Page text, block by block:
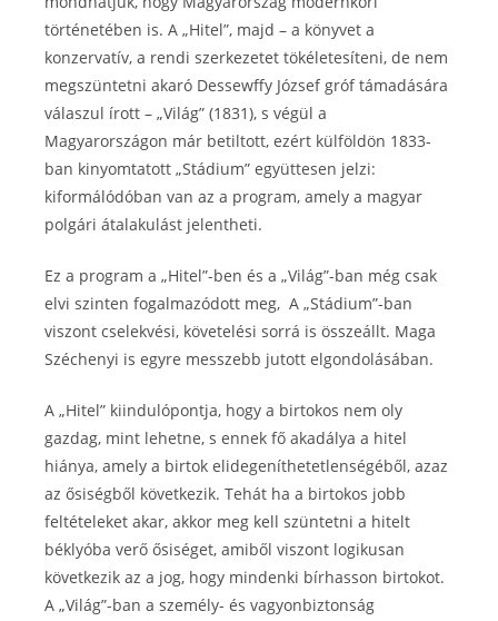
történetében is. A „Hitel”, majd – a könyvet a
konzervatív, a rendi szerkezetet tökéletesíteni, de nem
megszüntetni akaró Dessewffy József gróf támadására
válaszul írott – „Világ” (1831), s végül a
Magyarországon már betiltott, ezért külföldön 1833-
ban kinyomtatott „Stádium” együttesen jelzi:
kiformálódóban van az a program, amely a magyar
polgári átalakulást jelentheti.
Ez a program a „Hitel”-ben és a „Világ”-ban még csak
elvi szinten fogalmazódott meg, A „Stádium”-ban
viszont cselekvési, követelési sorrá is összeállt. Maga
Széchenyi is egyre messzebb jutott elgondolásában.
A „Hitel” kiindulópontja, hogy a birtokos nem oly
gazdag, mint lehetne, s ennek fő akadálya a hitel
hiánya, amely a birtok elidegeníthetetlenségéből, azaz
az ősiségből következik. Tehát ha a birtokos jobb
feltételeket akar, akkor meg kell szüntetni a hitelt
béklyóba verő ősiséget, amiből viszont logikusan
következik az a jog, hogy mindenki bírhasson birtokot.
A „Világ”-ban a személy- és vagyonbiztonság